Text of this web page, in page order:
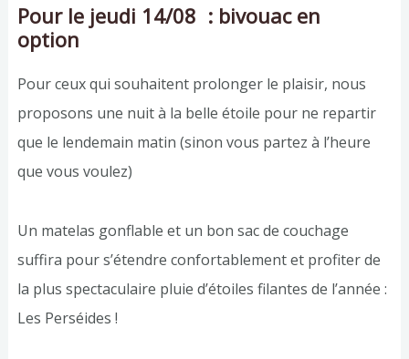
Pour le jeudi 14/08 : bivouac en
option
Pour ceux qui souhaitent prolonger le plaisir, nous
proposons une nuit à la belle étoile pour ne repartir
que le lendemain matin (sinon vous partez à l’heure
que vous voulez)
Un matelas gonflable et un bon sac de couchage
suffira pour s’étendre confortablement et profiter de
la plus spectaculaire pluie d’étoiles filantes de l’année :
Les Perséides !